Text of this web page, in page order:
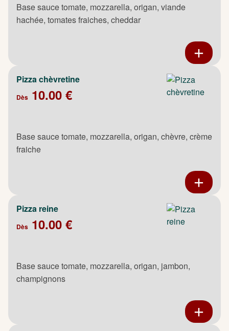
Base sauce tomate, mozzarella, origan, viande
hachée, tomates fraiches, cheddar
Pizza chèvretine
Dès 10.00 €
Base sauce tomate, mozzarella, origan, chèvre, crème
fraiche
Pizza reine
Dès 10.00 €
Base sauce tomate, mozzarella, origan, jambon,
champignons